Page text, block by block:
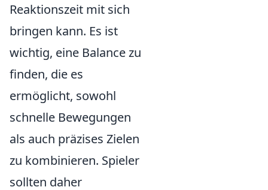
Reaktionszeit mit sich
bringen kann. Es ist
wichtig, eine Balance zu
finden, die es
ermöglicht, sowohl
schnelle Bewegungen
als auch präzises Zielen
zu kombinieren. Spieler
sollten daher